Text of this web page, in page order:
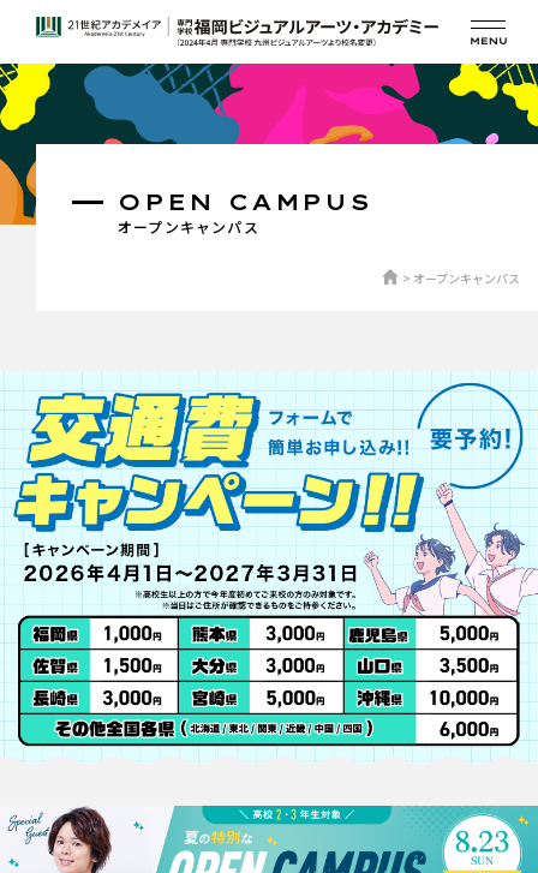
オープンキャンパス
OPEN CAMPUS
オープンキャンパス